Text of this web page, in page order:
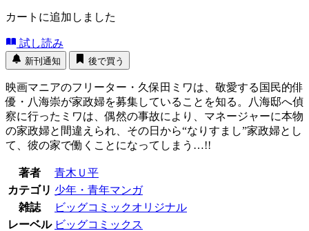
カートに追加しました
試し読み
新刊通知 後で買う
映画マニアのフリーター・久保田ミワは、敬愛する国民的俳
優・八海崇が家政婦を募集していることを知る。八海邸へ偵
察に行ったミワは、偶然の事故により、マネージャーに本物
の家政婦と間違えられ、その日から“なりすまし”家政婦とし
て、彼の家で働くことになってしまう…!!
著者
青木Ｕ平
カテゴリ 少年・青年マンガ
雑誌
ビッグコミックオリジナル
レーベル ビッグコミックス